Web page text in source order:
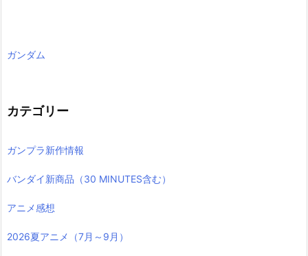
ガンダム
カテゴリー
ガンプラ新作情報
バンダイ新商品（30 MINUTES含む）
アニメ感想
2026夏アニメ（7月～9月）